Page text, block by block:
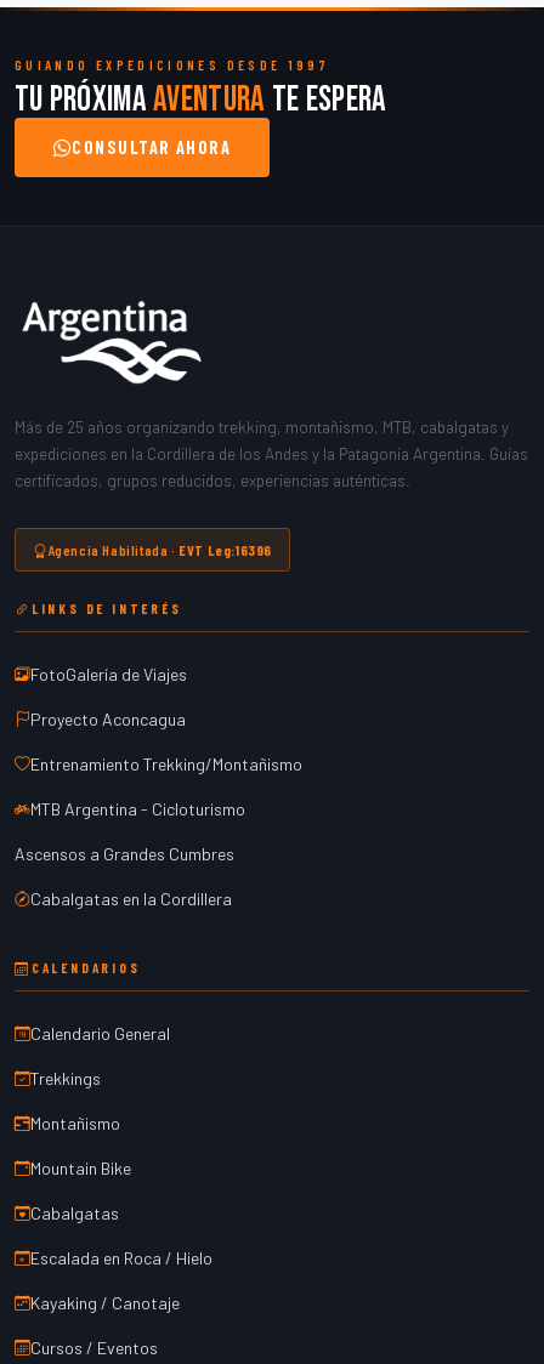
GUIANDO EXPEDICIONES DESDE 1997
Tu próximaaventura te espera
CONSULTAR AHORA
Más de 25 años organizando trekking, montañismo, MTB, cabalgatas y
expediciones en la Cordillera de los Andes y la Patagonia Argentina. Guías
certificados, grupos reducidos, experiencias auténticas.
Agencia Habilitada · EVT Leg:16396
LINKS DE INTERÉS
FotoGalería de Viajes
Proyecto Aconcagua
Entrenamiento Trekking/Montañismo
MTB Argentina - Cicloturismo
Ascensos a Grandes Cumbres
Cabalgatas en la Cordillera
CALENDARIOS
Calendario General
Trekkings
Montañismo
Mountain Bike
Cabalgatas
Escalada en Roca / Hielo
Kayaking / Canotaje
Cursos / Eventos